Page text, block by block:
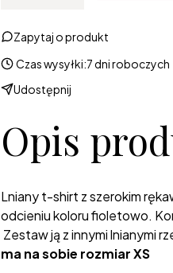
Zapytaj o produkt
Czas wysyłki:7 dni roboczych
Udostępnij
Opis
Lniany t-shirt z szerokim
odcieniu koloru fioletowo.
Zestaw ją z innymi lnianymi
ma na sobie rozmiar XS